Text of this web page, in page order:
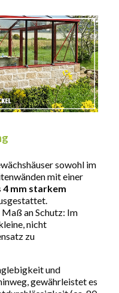
sowohl im
mit einer
4 mm starkem
an Schutz: Im
nicht
zu
und
gewährleistet es